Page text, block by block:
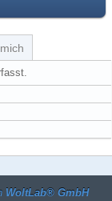
WoltLab® GmbH